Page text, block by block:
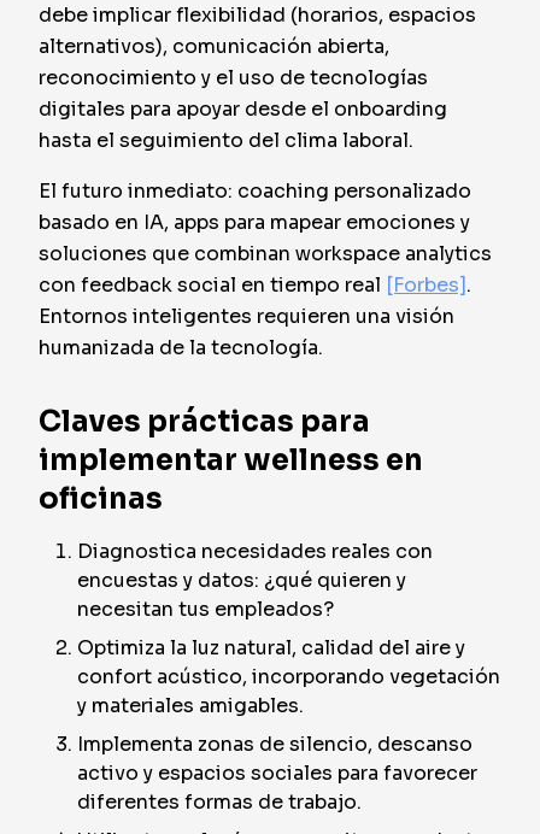
debe implicar flexibilidad (horarios, espacios
alternativos), comunicación abierta,
reconocimiento y el uso de tecnologías
digitales para apoyar desde el onboarding
hasta el seguimiento del clima laboral.
El futuro inmediato: coaching personalizado
basado en IA, apps para mapear emociones y
soluciones que combinan workspace analytics
con feedback social en tiempo real [Forbes].
Entornos inteligentes requieren una visión
humanizada de la tecnología.
Claves prácticas para
implementar wellness en
oficinas
Diagnostica necesidades reales con
encuestas y datos: ¿qué quieren y
necesitan tus empleados?
Optimiza la luz natural, calidad del aire y
confort acústico, incorporando vegetación
y materiales amigables.
Implementa zonas de silencio, descanso
activo y espacios sociales para favorecer
diferentes formas de trabajo.